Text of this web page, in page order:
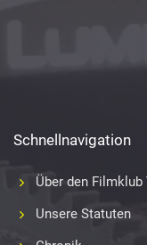
Schnellnavigation
Über den
Unsere Statuten